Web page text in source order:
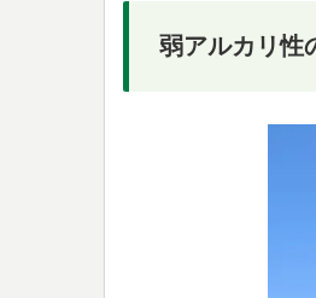
弱アルカリ性